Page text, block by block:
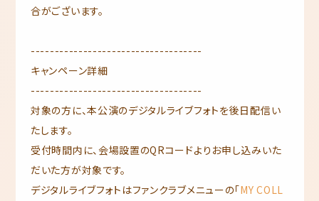
合がございます。
------------------------------------
キャンペーン詳細
------------------------------------
対象の方に、本公演のデジタルライブフォトを後日配信い
たします。
受付時間内に、会場設置のQRコードよりお申し込みいた
だいた方が対象です。
デジタルライブフォトはファンクラブメニューの「MY COLL